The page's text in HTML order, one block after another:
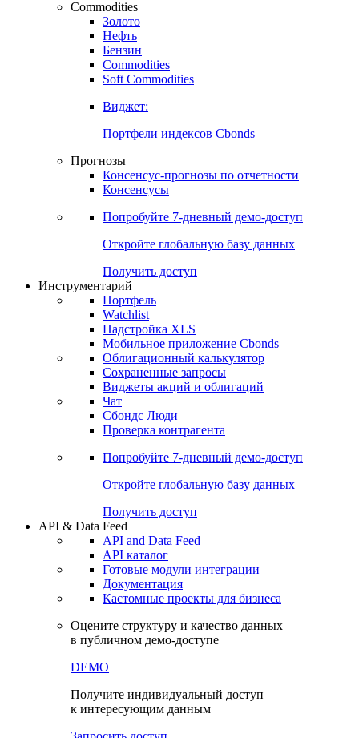
Commodities
Золото
Нефть
Бензин
Commodities
Soft Commodities
Виджет:
Портфели индексов Cbonds
Прогнозы
Консенсус-прогнозы по отчетности
Консенсусы
Попробуйте 7-дневный демо-доступ
Откройте глобальную базу данных
Получить доступ
Инструментарий
Портфель
Watchlist
Надстройка XLS
Мобильное приложение Cbonds
Облигационный калькулятор
Сохраненные запросы
Виджеты акций и облигаций
Чат
Сбондс Люди
Проверка контрагента
Попробуйте 7-дневный демо-доступ
Откройте глобальную базу данных
Получить доступ
API & Data Feed
API and Data Feed
API каталог
Готовые модули интеграции
Документация
Кастомные проекты для бизнеса
Оцените структуру и качество данных
в публичном демо-доступе
DEMO
Получите индивидуальный доступ
к интересующим данным